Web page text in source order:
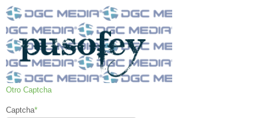
Otro Captcha
Captcha*